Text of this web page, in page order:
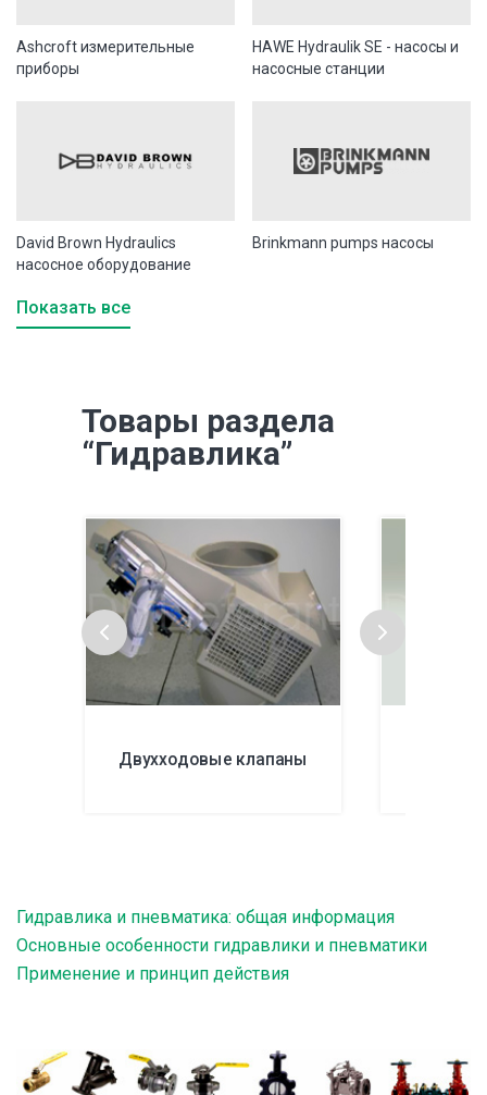
Ashcroft измерительные
приборы
HAWE Hydraulik SE - насосы и
насосные станции
David Brown Hydraulics
насосное оборудование
Brinkmann pumps насосы
Показать все
Товары раздела
“Гидравлика”
Двухходовые клапаны
Гидравлика и пневматика: общая информация
Основные особенности гидравлики и пневматики
Применение и принцип действия